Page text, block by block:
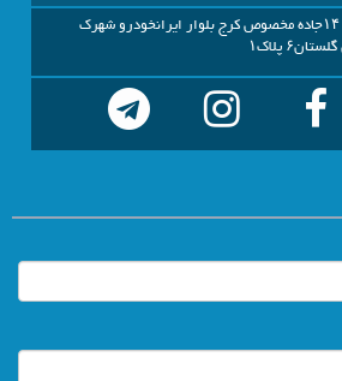
کیلومتر ۱۴جاده مخصوص کرج بلوار ایرانخودرو شهرک